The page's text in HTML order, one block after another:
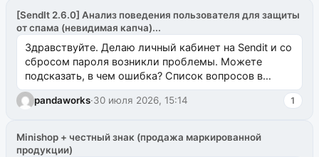
[SendIt 2.6.0] Анализ поведения пользователя для защиты
от спама (невидимая капча)...
Здравствуйте. Делаю личный кабинет на Sendit и со
сбросом пароля возникли проблемы. Можете
подсказать, в чем ошибка? Список вопросов в
одноименном разделе на modx.pro пока пуст, и,...
pandaworks·30 июля 2026, 15:14 1
Minishop + честный знак (продажа маркированной
продукции)